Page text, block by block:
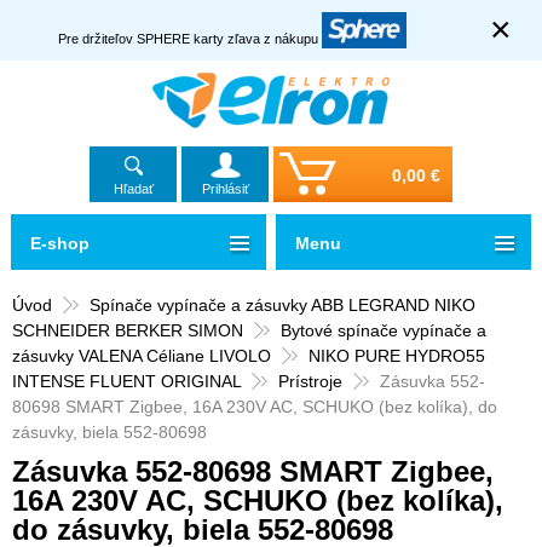
Pre držiteľov SPHERE karty zľava z nákupu ×
Hľadať Prihlásiť
0,00 €
Úvod
Spínače vypínače a zásuvky ABB LEGRAND NIKO
SCHNEIDER BERKER SIMON
Bytové spínače vypínače a
zásuvky VALENA Céliane LIVOLO
NIKO PURE HYDRO55
INTENSE FLUENT ORIGINAL
Prístroje
Zásuvka 552-
80698 SMART Zigbee, 16A 230V AC, SCHUKO (bez kolíka), do
zásuvky, biela 552-80698
Zásuvka 552-80698 SMART Zigbee,
16A 230V AC, SCHUKO (bez kolíka),
do zásuvky, biela 552-80698
E-shop Menu